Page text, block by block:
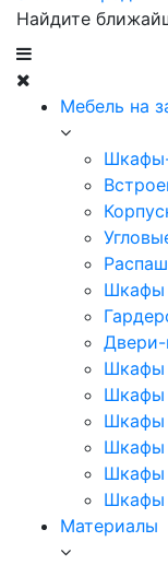
Найдите
Мебель на
Шкафы
Двери-
Шкафы
Шкафы
Шкафы
Шкафы
Шкафы
Шкафы
Материалы